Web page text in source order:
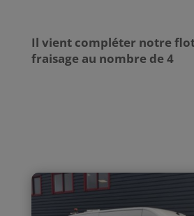
Il vient compléter notre
fraisage au nombre de 4